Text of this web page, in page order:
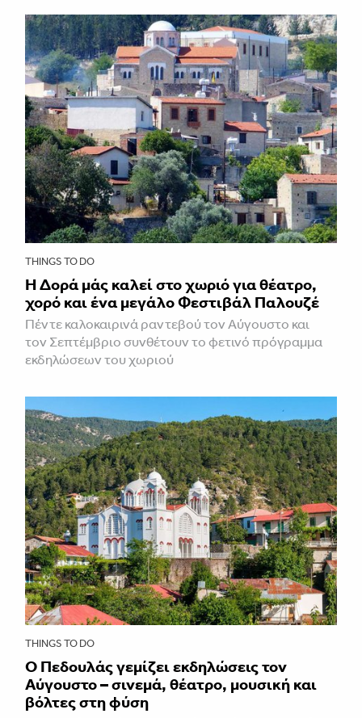
THINGS TO DO
Η Δορά μάς καλεί στο χωριό για θέατρο,
χορό και ένα μεγάλο Φεστιβάλ Παλουζέ
Πέντε καλοκαιρινά ραντεβού τον Αύγουστο και
τον Σεπτέμβριο συνθέτουν το φετινό πρόγραμμα
εκδηλώσεων του χωριού
THINGS TO DO
Ο Πεδουλάς γεμίζει εκδηλώσεις τον
Αύγουστο – σινεμά, θέατρο, μουσική και
βόλτες στη φύση